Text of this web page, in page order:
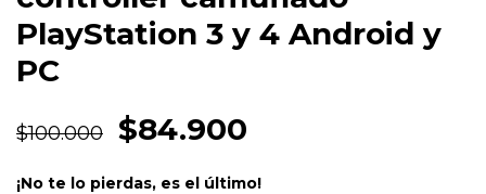
PlayStation 3 y 4 Android y
PC
$100.000 $84.900
¡No te lo pierdas, es el último!